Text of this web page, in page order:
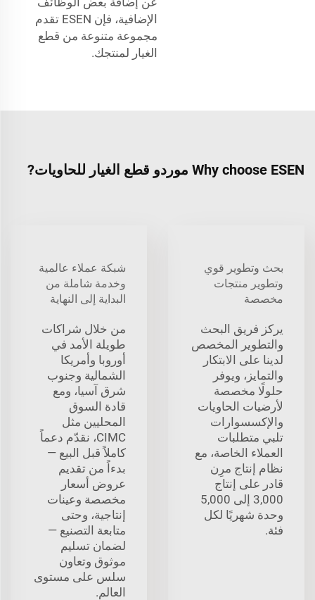
الإضافية، فإن ESEN تقدم
مجموعة متنوعة من قطع
الغيار لمنتجك.
Why choose ESEN موردو قطع الغيار للحاويات?
بحث وتطوير قوي
وتطوير منتجات
مخصصة
يركز فريق البحث
والتطوير المخصص
لدينا على الابتكار
والتمايز، ويوفر
حلولًا مخصصة
لأرضيات الحاويات
والإكسسوارات
تلبي متطلبات
العملاء الخاصة، مع
نظام إنتاج مرِن
قادر على إنتاج
3,000 إلى 5,000
وحدة شهريًا لكل
فئة.
شبكة عملاء عالمية
وخدمة شاملة من
البداية إلى النهاية
من خلال شراكات
طويلة الأمد في
أوروبا وأمريكا
الشمالية وجنوب
شرق آسيا، ومع
قادة السوق
المحليين مثل
CIMC، نقدّم دعماً
كاملاً قبل البيع —
بدءاً من تقديم
عروض أسعار
مخصصة وعينات
إنتاجية، وحتى
متابعة التصنيع —
لضمان تسليم
موثوق وتعاون
سلس على مستوى
العالم.